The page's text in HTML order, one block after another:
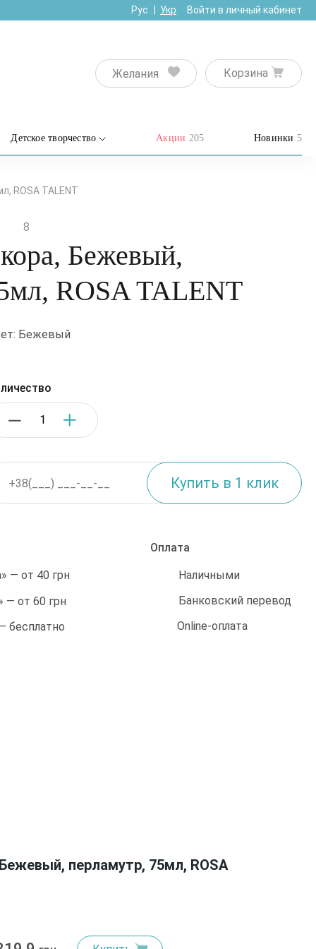
Рус Укр Войти в личный кабинет
Желания Корзина
Детское творчество Акции 205 Новинки 5
ROSA TALENT
8
Бежевый,
ROSA TALENT
Бежевый
— от 40 грн
— от 60 грн
бесплатно
Оплата
Наличными
Банковский перевод
Online-оплата
перламутр, 75мл, ROSA